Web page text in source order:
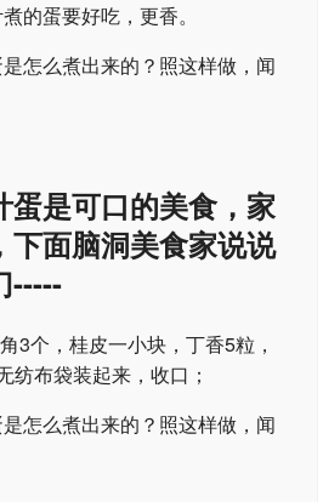
的蛋要好吃，更香。
蛋是可口的美食，家
下面脑洞美食家说说
-----
3个，桂皮一小块，丁香5粒，
纺布袋装起来，收口；